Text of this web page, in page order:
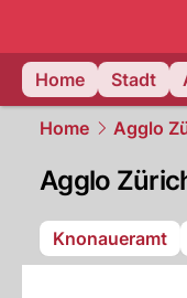
Home
Stadt
Home Agglo
Agglo
Knonaueramt